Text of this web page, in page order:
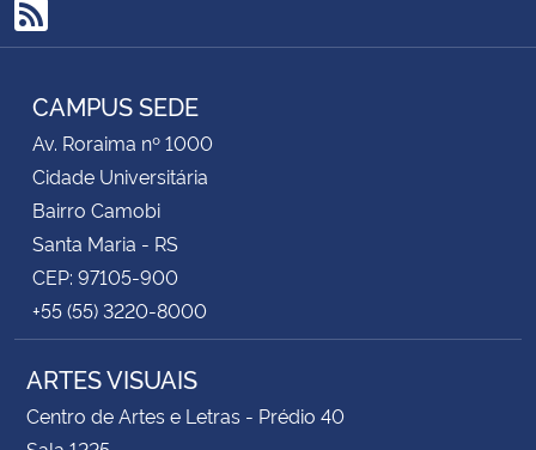
RSS
CAMPUS SEDE
Av. Roraima nº 1000
Cidade Universitária
Bairro Camobi
Santa Maria - RS
CEP: 97105-900
+55 (55) 3220-8000
ARTES VISUAIS
Centro de Artes e Letras - Prédio 40